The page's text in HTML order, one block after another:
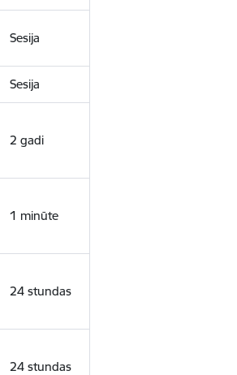
Sesija
Sesija
2 gadi
1 minūte
24 stundas
24 stundas